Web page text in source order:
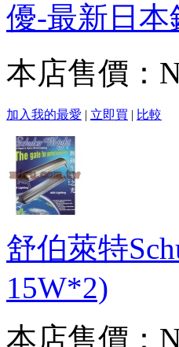
優-最新日本
本店售價：
加入我的最愛 | 立即買 | 比較
舒伯萊特
15W*2)
本店售價：